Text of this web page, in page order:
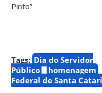
Pinto”
Tags: Dia do Servidor
Público
homenagem
Federal de Santa